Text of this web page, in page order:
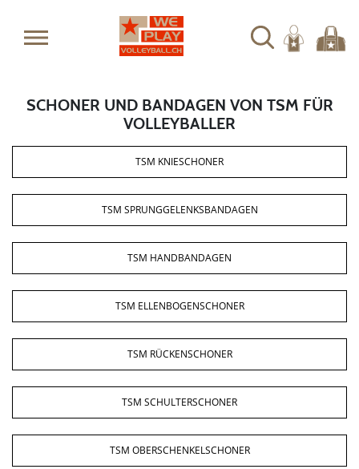
SCHONER UND BANDAGEN VON TSM FÜR
VOLLEYBALLER
TSM KNIESCHONER
TSM SPRUNGGELENKSBANDAGEN
TSM HANDBANDAGEN
TSM ELLENBOGENSCHONER
TSM RÜCKENSCHONER
TSM SCHULTERSCHONER
TSM OBERSCHENKELSCHONER